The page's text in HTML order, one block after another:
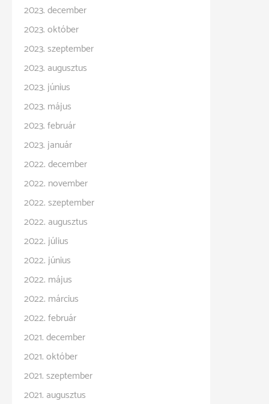
2023. december
2023. október
2023. szeptember
2023. augusztus
2023. június
2023. május
2023. február
2023. január
2022. december
2022. november
2022. szeptember
2022. augusztus
2022. július
2022. június
2022. május
2022. március
2022. február
2021. december
2021. október
2021. szeptember
2021. augusztus